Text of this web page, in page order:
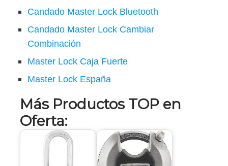
Candado Master Lock Bluetooth
Candado Master Lock Cambiar
Combinación
Master Lock Caja Fuerte
Master Lock España
Más Productos TOP en
Oferta: